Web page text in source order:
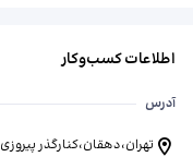
اطلاعات کسب‌وکار
آدرس
تهران،دهقان،کنارگذر پیروزی